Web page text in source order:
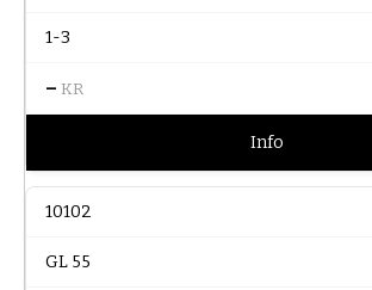
1-3
– KR
Info
10102
GL 55